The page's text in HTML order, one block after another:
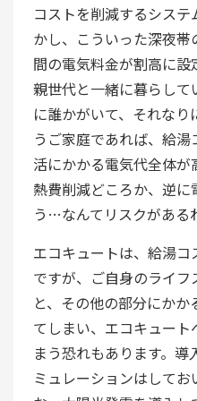
コストを削減するシステ
かし、こういった深夜
間の電気料金が割高に設
親世代と一緒に暮らし
に誰かがいて、それな
うご家庭であれば、給
活にかかる電気代全体
熱費削減どころか、逆
う…なんてリスクがある
エコキュートは、給湯
ですが、ご自身のライ
と、その他の部分にか
てしまい、エコキュー
まう恐れもあります。
ミュレーションはして